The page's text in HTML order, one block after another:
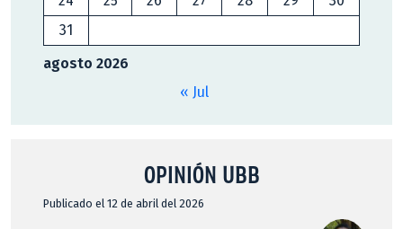
agosto 2026
31
« Jul
OPINIÓN UBB
Publicado el 12 de abril del 2026